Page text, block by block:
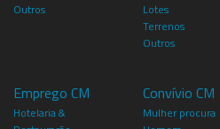
Outros
Lotes
Terrenos
Outros
Emprego CM
Hotelaria &
Convívio CM
Mulher procura